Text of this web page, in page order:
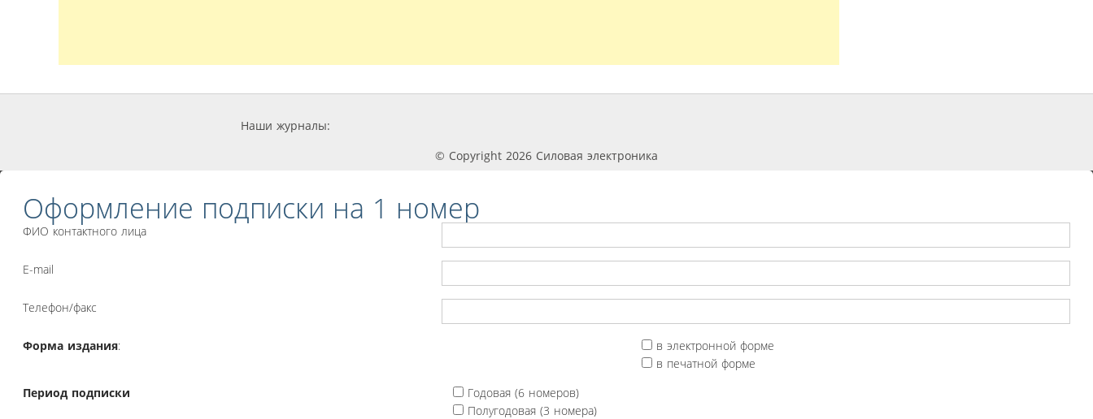
Наши журналы:
© Copyright 2026 Силовая электроника
Оформление подписки на 1 номер
ФИО контактного лица
E-mail
Телефон/факс
Форма издания:
в электронной форме
в печатной форме
Период подписки
Годовая (6 номеров)
Полугодовая (3 номера)